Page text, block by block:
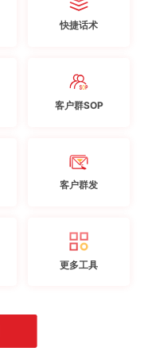
快捷话术
客户群SOP
客户群发
更多工具